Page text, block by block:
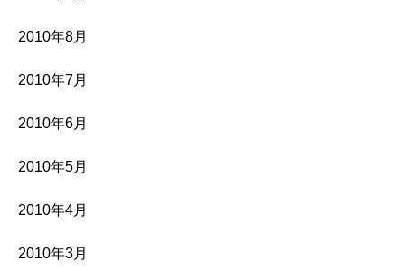
2010年8月
2010年7月
2010年6月
2010年5月
2010年4月
2010年3月